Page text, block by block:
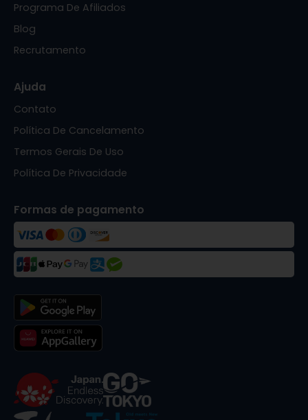
Programa De Afiliados
Blog
Recrutamento
Ajuda
Contato
Política De Cancelamento
Termos Gerais De Uso
Política De Privacidade
Formas de pagamento